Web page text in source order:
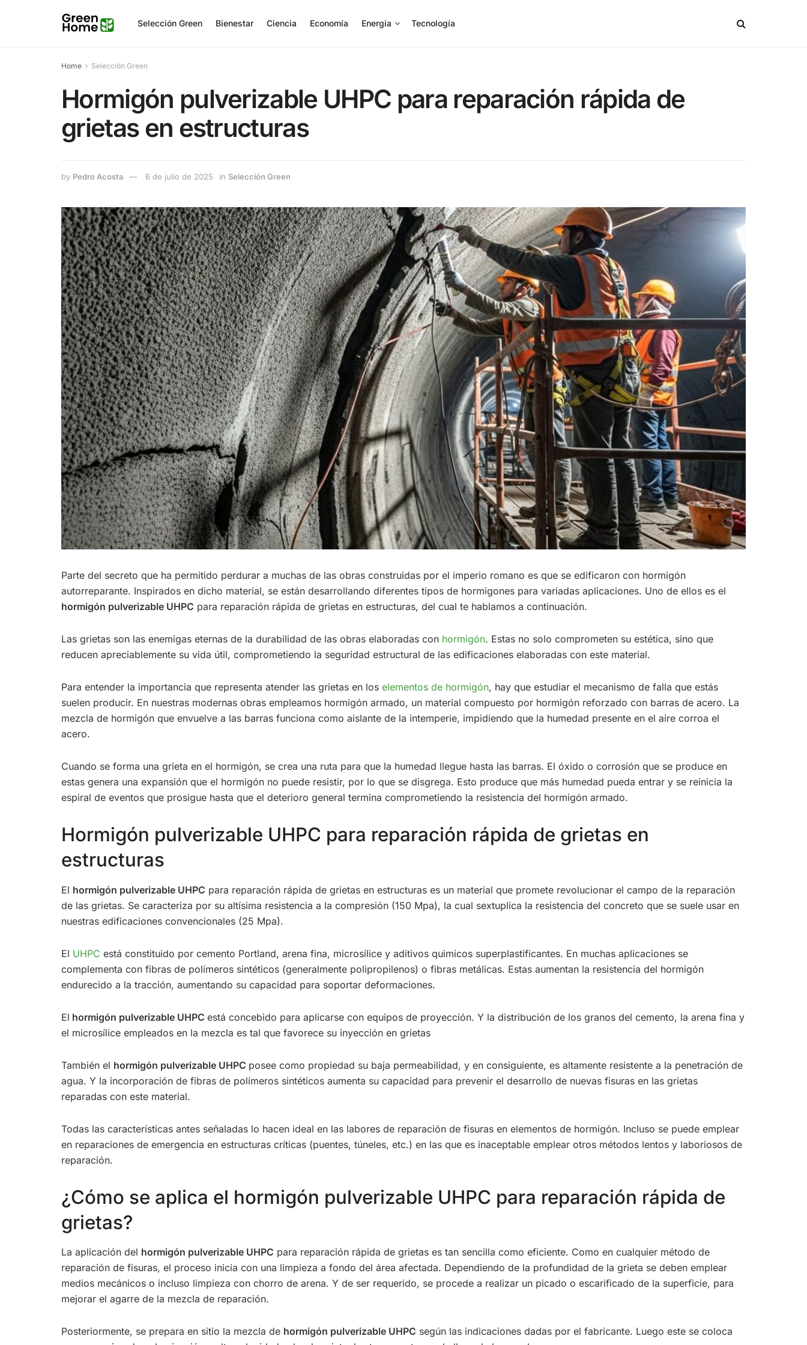
Selección Green Bienestar Ciencia Economía Energía Tecnología
Home Selección Green
Hormigón pulverizable UHPC para reparación rápida de
grietas en estructuras
by Pedro Acosta 6 de julio de 2025 in Selección Green
Parte del secreto que ha permitido perdurar a muchas de las obras construidas por el imperio romano es que se edificaron con hormigón
autorreparante. Inspirados en dicho material, se están desarrollando diferentes tipos de hormigones para variadas aplicaciones. Uno de ellos es el
hormigón pulverizable UHPC para reparación rápida de grietas en estructuras, del cual te hablamos a continuación.
Las grietas son las enemigas eternas de la durabilidad de las obras elaboradas con hormigón. Estas no solo comprometen su estética, sino que
reducen apreciablemente su vida útil, comprometiendo la seguridad estructural de las edificaciones elaboradas con este material.
Para entender la importancia que representa atender las grietas en los elementos de hormigón, hay que estudiar el mecanismo de falla que estás
suelen producir. En nuestras modernas obras empleamos hormigón armado, un material compuesto por hormigón reforzado con barras de acero. La
mezcla de hormigón que envuelve a las barras funciona como aislante de la intemperie, impidiendo que la humedad presente en el aire corroa el
acero.
Cuando se forma una grieta en el hormigón, se crea una ruta para que la humedad llegue hasta las barras. El óxido o corrosión que se produce en
estas genera una expansión que el hormigón no puede resistir, por lo que se disgrega. Esto produce que más humedad pueda entrar y se reinicia la
espiral de eventos que prosigue hasta que el deterioro general termina comprometiendo la resistencia del hormigón armado.
Hormigón pulverizable UHPC para reparación rápida de grietas en
estructuras
El hormigón pulverizable UHPC para reparación rápida de grietas en estructuras es un material que promete revolucionar el campo de la reparación
de las grietas. Se caracteriza por su altísima resistencia a la compresión (150 Mpa), la cual sextuplica la resistencia del concreto que se suele usar en
nuestras edificaciones convencionales (25 Mpa).
El UHPC está constituido por cemento Portland, arena fina, microsílice y aditivos quimicos superplastificantes. En muchas aplicaciones se
complementa con fibras de polímeros sintéticos (generalmente polipropilenos) o fibras metálicas. Estas aumentan la resistencia del hormigón
endurecido a la tracción, aumentando su capacidad para soportar deformaciones.
El hormigón pulverizable UHPC está concebido para aplicarse con equipos de proyección. Y la distribución de los granos del cemento, la arena fina y
el microsílice empleados en la mezcla es tal que favorece su inyección en grietas
También el hormigón pulverizable UHPC posee como propiedad su baja permeabilidad, y en consiguiente, es altamente resistente a la penetración de
agua. Y la incorporación de fibras de polímeros sintéticos aumenta su capacidad para prevenir el desarrollo de nuevas fisuras en las grietas
reparadas con este material.
Todas las características antes señaladas lo hacen ideal en las labores de reparación de fisuras en elementos de hormigón. Incluso se puede emplear
en reparaciones de emergencia en estructuras críticas (puentes, túneles, etc.) en las que es inaceptable emplear otros métodos lentos y laboriosos de
reparación.
¿Cómo se aplica el hormigón pulverizable UHPC para reparación rápida de
grietas?
La aplicación del hormigón pulverizable UHPC para reparación rápida de grietas es tan sencilla como eficiente. Como en cualquier método de
reparación de fisuras, el proceso inicia con una limpieza a fondo del área afectada. Dependiendo de la profundidad de la grieta se deben emplear
medios mecánicos o incluso limpieza con chorro de arena. Y de ser requerido, se procede a realizar un picado o escarificado de la superficie, para
mejorar el agarre de la mezcla de reparación.
Posteriormente, se prepara en sitio la mezcla de hormigón pulverizable UHPC según las indicaciones dadas por el fabricante. Luego este se coloca